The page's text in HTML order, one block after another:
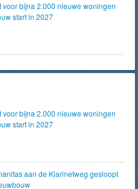
voor bijna 2.000 nieuwe woningen
start in 2027
voor bijna 2.000 nieuwe woningen
start in 2027
aan de Klarinetweg gesloopt